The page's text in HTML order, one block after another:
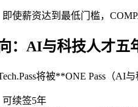
使薪资达到最低门槛，
：AI与科技人才五
将被**ONE Pass（AI
可续签5年